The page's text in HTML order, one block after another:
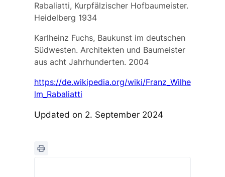
Rabaliatti, Kurpfälzischer Hofbaumeister.
Heidelberg 1934
Karlheinz Fuchs, Baukunst im deutschen
Südwesten. Architekten und Baumeister
aus acht Jahrhunderten. 2004
https://de.wikipedia.org/wiki/Franz_Wilhe
lm_Rabaliatti
Updated on 2. September 2024